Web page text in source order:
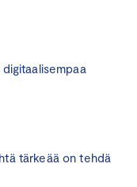
tärkeää on tehdä